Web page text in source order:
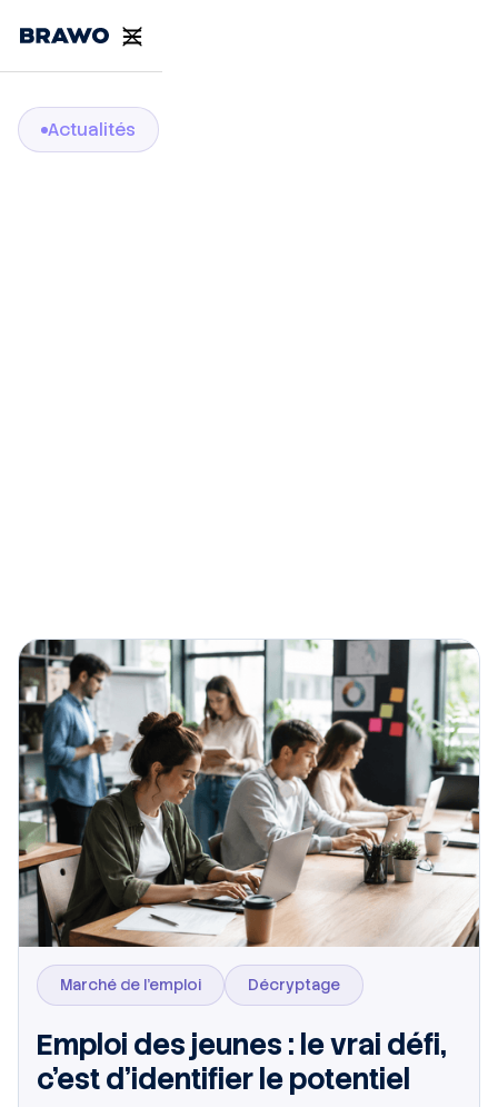
Actualités
Marché de l’emploi Décryptage
Emploi des jeunes : le vrai défi,
c’est d’identifier le potentiel